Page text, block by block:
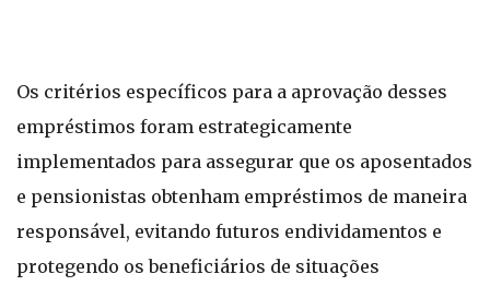
Os critérios específicos para a aprovação desses
empréstimos foram estrategicamente
implementados para assegurar que os aposentados
e pensionistas obtenham empréstimos de maneira
responsável, evitando futuros endividamentos e
protegendo os beneficiários de situações